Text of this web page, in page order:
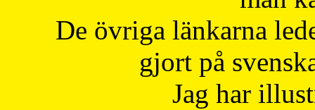
De övriga länkarna
gjort på
Jag har